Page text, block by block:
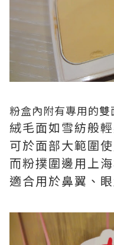
粉盒內附有專用的雙
絨毛面如雪紡般
可於面部大範圍
而粉撲圍邊用上
適合用於鼻翼、